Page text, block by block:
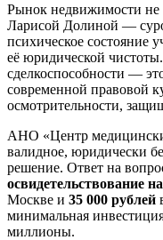
Рынок недвижимости не
Ларисой Долиной —
психическое состояние
её юридической
сделкоспособности —
современной правовой
осмотрительности,
АНО «Центр
валидное, юридически
решение. Ответ на
освидетельствование
Москве и 35 000 рублей
минимальная
миллионы.